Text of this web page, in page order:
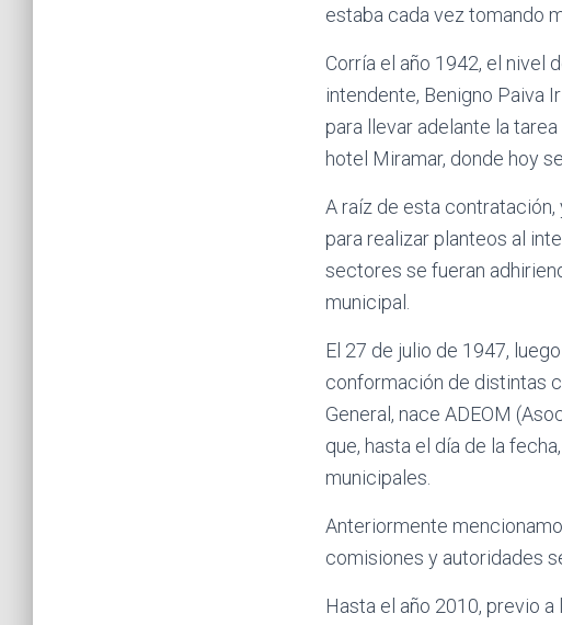
estaba cada vez tomando
Corría el año 1942, el nivel
intendente, Benigno Paiva
para llevar adelante la
hotel Miramar, donde hoy
A raíz de esta
para realizar planteos al
sectores se fueran
municipal.
El 27 de julio de 1947,
conformación de distintas
General, nace ADEOM
que, hasta el día de la
municipales.
Anteriormente
comisiones y autoridades
Hasta el año 2010, previo